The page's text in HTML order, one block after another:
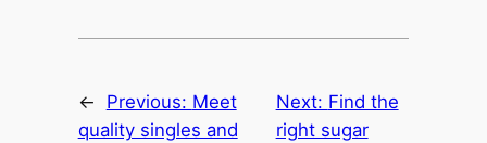
← Previous: Meet
quality singles and
Next: Find the
right sugar